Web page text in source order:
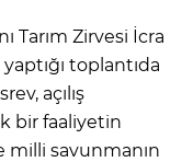
Tarım Zirvesi İcra
toplantıda
açılış
bir faaliyetin
milli savunmanın